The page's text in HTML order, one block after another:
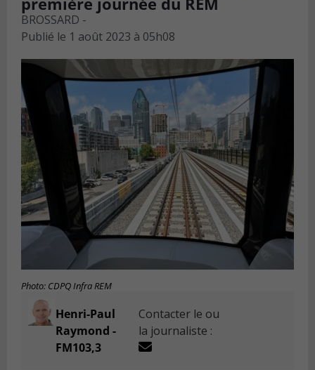
BROSSARD -
Publié le 1 août 2023 à 05h08
Photo: CDPQ Infra REM
Henri-Paul
Raymond -
FM103,3
Contacter le ou
la journaliste :